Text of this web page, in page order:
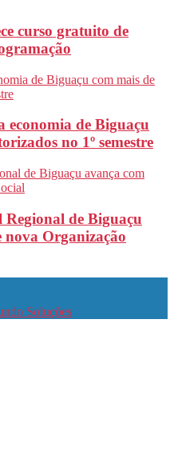
curso gratuito de
economia de Biguaçu
no 1º semestre
de Biguaçu
nova Organização
Soluções